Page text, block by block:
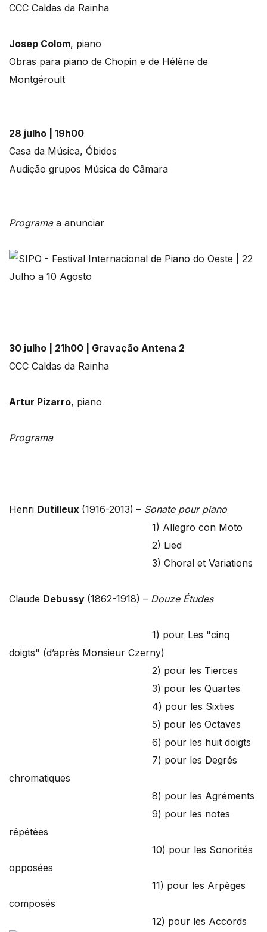
CCC Caldas da Rainha
Josep Colom, piano
Obras para piano de Chopin e de Hélène de
Montgéroult
28 julho | 19h00
Casa da Música, Óbidos
Audição grupos Música de Câmara
Programaa anunciar
30 julho | 21h00 | Gravação Antena 2
CCC Caldas da Rainha
Artur Pizarro, piano
Programa
Henri Dutilleux (1916-2013) – Sonate pour piano
1) Allegro con Moto
2) Lied
3) Choral et Variations
Claude Debussy (1862-1918) – Douze Études
1) pour Les "cinq
doigts" (d’après Monsieur Czerny)
2) pour les Tierces
3) pour les Quartes
4) pour les Sixties
5) pour les Octaves
6) pour les huit doigts
7) pour les Degrés
chromatiques
8) pour les Agréments
9) pour les notes
répétées
10) pour les Sonorités
opposées
11) pour les Arpèges
composés
12) pour les Accords